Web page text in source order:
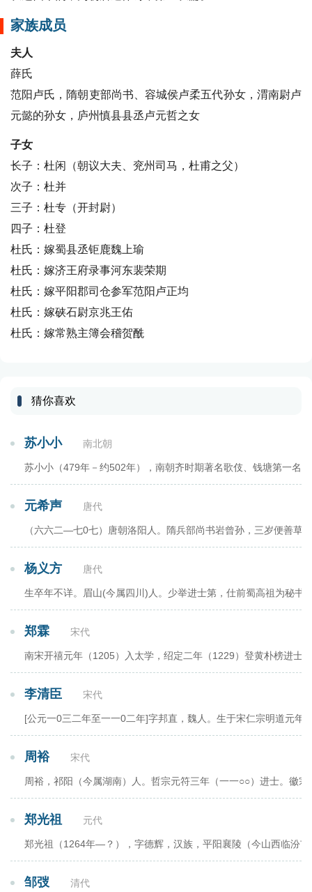
家族成员
夫人
薛氏
范阳卢氏，隋朝吏部尚书、容城侯卢柔五代孙女，渭南尉卢
元懿的孙女，庐州慎县县丞卢元哲之女
子女
长子：杜闲（朝议大夫、兖州司马，杜甫之父）
次子：杜并
三子：杜专（开封尉）
四子：杜登
杜氏：嫁蜀县丞钜鹿魏上瑜
杜氏：嫁济王府录事河东裴荣期
杜氏：嫁平阳郡司仓参军范阳卢正均
杜氏：嫁硖石尉京兆王佑
杜氏：嫁常熟主簿会稽贺酰
猜你喜欢
苏小小 南北朝
苏小小（479年－约502年），南朝齐时期著名歌伎、钱塘第一名
元希声 唐代
（六六二―七0七）唐朝洛阳人。隋兵部尚书岩曾孙，三岁便善
杨义方 唐代
生卒年不详。眉山(今属四川)人。少举进士第，仕前蜀高祖为秘
郑霖 宋代
南宋开禧元年（1205）入太学，绍定二年（1229）登黄朴榜进士
李清臣 宋代
[公元一0三二年至一一0二年]字邦直，魏人。生于宋仁宗明道元
周裕 宋代
周裕，祁阳（今属湖南）人。哲宗元符三年（一一○○）进士。徽
郑光祖 元代
郑光祖（1264年—？），字德辉，汉族，平阳襄陵（今山西临汾
邹弢 清代